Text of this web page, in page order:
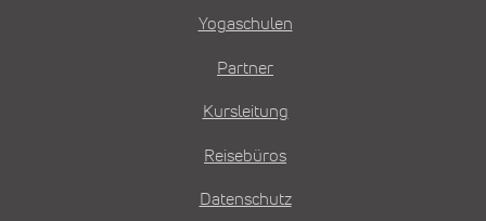
Yogaschulen
Partner
Kursleitung
Reisebüros
Datenschutz